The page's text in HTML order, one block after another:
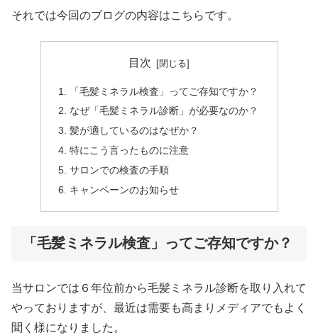
それでは今回のブログの内容はこちらです。
目次
「毛髪ミネラル検査」ってご存知ですか？
なぜ「毛髪ミネラル診断」が必要なのか？
髪が適しているのはなぜか？
特にこう言ったものに注意
サロンでの検査の手順
キャンペーンのお知らせ
「毛髪ミネラル検査」ってご存知ですか？
当サロンでは６年位前から毛髪ミネラル診断を取り入れて
やっておりますが、最近は需要も高まりメディアでもよく
聞く様になりました。